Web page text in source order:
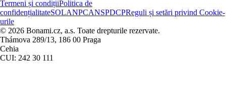
Termeni și condițiiPolitica de
confidențialitateSOLANPCANSPDCPReguli și setări privind Cookie-
urile
© 2026 Bonami.cz, a.s. Toate drepturile rezervate.
Thámova 289/13, 186 00 Praga
Cehia
CUI: 242 30 111